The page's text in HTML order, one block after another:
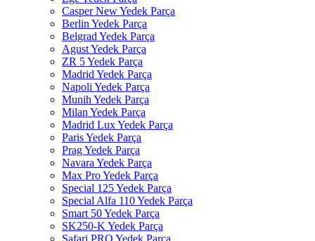
Casper New Yedek Parça
Berlin Yedek Parça
Belgrad Yedek Parça
Agust Yedek Parça
ZR 5 Yedek Parça
Madrid Yedek Parça
Napoli Yedek Parça
Munih Yedek Parça
Milan Yedek Parça
Madrid Lux Yedek Parça
Paris Yedek Parça
Prag Yedek Parça
Navara Yedek Parça
Max Pro Yedek Parça
Special 125 Yedek Parça
Special Alfa 110 Yedek Parça
Smart 50 Yedek Parça
SK250-K Yedek Parça
Safari PRO Yedek Parça